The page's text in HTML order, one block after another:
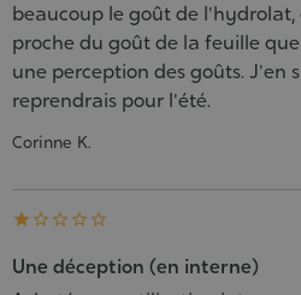
beaucoup le goût de
proche du goût de la feuille
une perception des goûts. J'en
reprendrais pour l'été.
Corinne K.
    
Une déception (en interne)